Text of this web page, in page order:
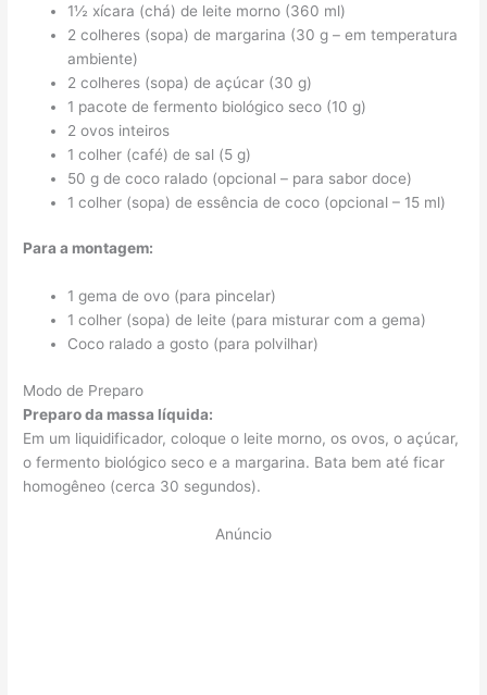
1½ xícara (chá) de leite morno (360 ml)
2 colheres (sopa) de margarina (30 g – em temperatura
ambiente)
2 colheres (sopa) de açúcar (30 g)
1 pacote de fermento biológico seco (10 g)
2 ovos inteiros
1 colher (café) de sal (5 g)
50 g de coco ralado (opcional – para sabor doce)
1 colher (sopa) de essência de coco (opcional – 15 ml)
Para a montagem:
1 gema de ovo (para pincelar)
1 colher (sopa) de leite (para misturar com a gema)
Coco ralado a gosto (para polvilhar)
Modo de Preparo
Preparo da massa líquida:
Em um liquidificador, coloque o leite morno, os ovos, o açúcar,
o fermento biológico seco e a margarina. Bata bem até ficar
homogêneo (cerca 30 segundos).
Anúncio